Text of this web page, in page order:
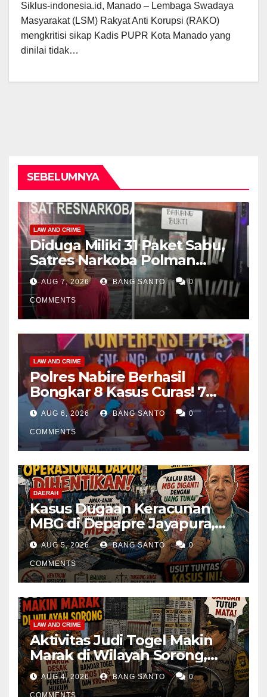
Siklus-indonesia.id, Manado – Lembaga Swadaya
Masyarakat (LSM) Rakyat Anti Korupsi (RAKO)
mengkritisi sikap Kadis PUPR Kota Manado yang
dinilai tidak…
SEBELUMNYA
LAW AND CRIME
Diduga Miliki 31 Paket Sabu,
Satres Narkoba Polman
Amankan Pria di Matali
AUG 7, 2026 BANG SANTO 0
COMMENTS
LAW AND CRIME
Polres Nabire Berhasil
Bongkar 8 Kasus Curas! 7
Pelaku Ditangkap, 62 Motor
Kembali Diamankan
AUG 6, 2026 BANG SANTO 0
COMMENTS
DAERAH
Kasus Dugaan Keracunan
MBG di Depapre Jayapura,
Aktivis Papua Minta
Operasional Dapur
Dihentikan & Evaluasi
Menyeluruh
AUG 5, 2026 BANG SANTO 0
COMMENTS
LAW AND CRIME
Aktivitas Judi Togel Makin
Marak di Wilayah Sorong,
Warga Desak Aparat Segera
Tangkap Bandar Luis dan
AUG 4, 2026 BANG SANTO 0
COMMENTS